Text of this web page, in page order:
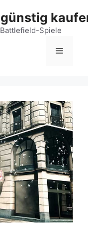
Spiele
Menü